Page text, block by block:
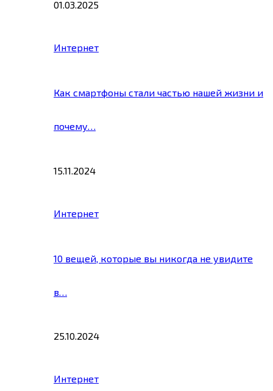
01.03.2025
Интернет
Как смартфоны стали частью нашей жизни и
почему…
15.11.2024
Интернет
10 вещей, которые вы никогда не увидите
в…
25.10.2024
Интернет